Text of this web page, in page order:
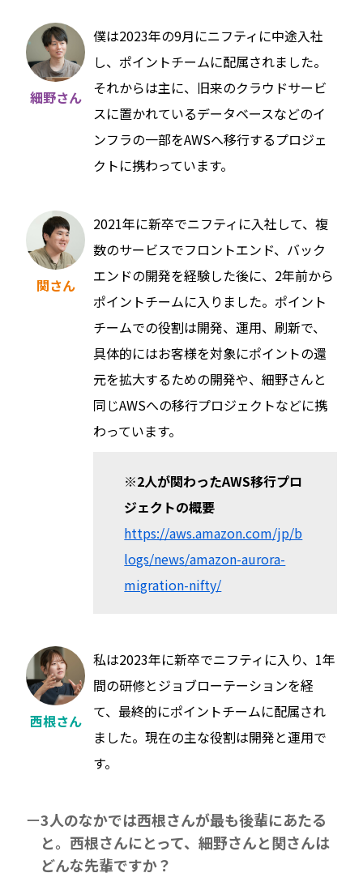
細野さん
僕は2023年の9月にニフティに中途入社
し、ポイントチームに配属されました。
それからは主に、旧来のクラウドサービ
スに置かれているデータベースなどのイ
ンフラの一部をAWSへ移行するプロジェ
クトに携わっています。
関さん
2021年に新卒でニフティに入社して、複
数のサービスでフロントエンド、バック
エンドの開発を経験した後に、2年前から
ポイントチームに入りました。ポイント
チームでの役割は開発、運用、刷新で、
具体的にはお客様を対象にポイントの還
元を拡大するための開発や、細野さんと
同じAWSへの移行プロジェクトなどに携
わっています。
※2人が関わったAWS移行プロ
ジェクトの概要
https://aws.amazon.com/jp/b
logs/news/amazon-aurora-
migration-nifty/
西根さん
私は2023年に新卒でニフティに入り、1年
間の研修とジョブローテーションを経
て、最終的にポイントチームに配属され
ました。現在の主な役割は開発と運用で
す。
3人のなかでは西根さんが最も後輩にあたる
と。西根さんにとって、細野さんと関さんは
どんな先輩ですか？